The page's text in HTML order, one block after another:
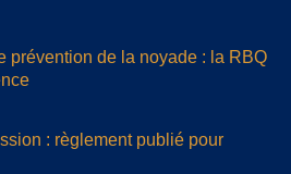
prévention de la noyade : la RBQ
: règlement publié pour